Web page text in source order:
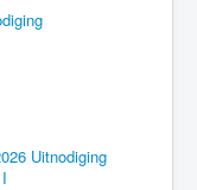
Uitnodiging